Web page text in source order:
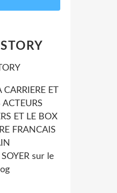
ET
ET LE BOX
FRANCAIS
sur le